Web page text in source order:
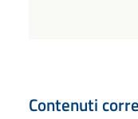
Contenuti